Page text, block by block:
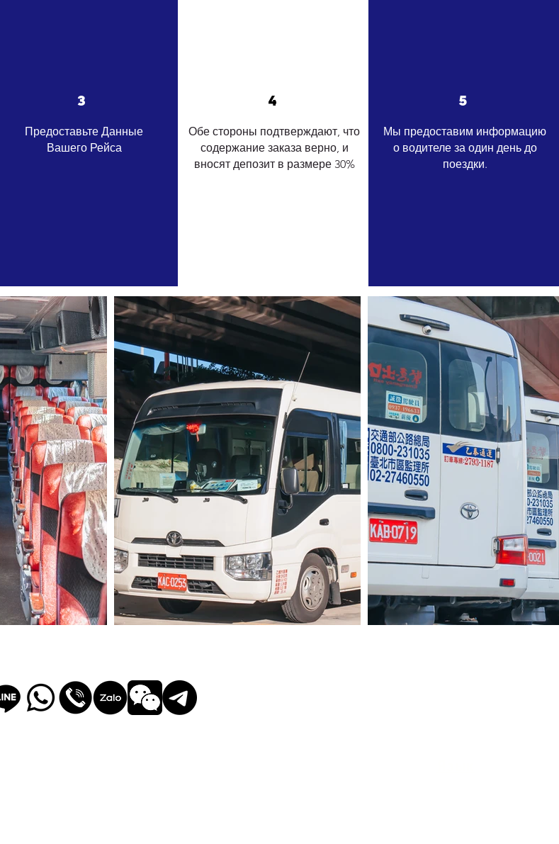
3
Предоставьте Данные
Вашего Рейса
4
Обе стороны подтверждают, что
содержание заказа верно, и
вносят депозит в размере 30%
5
Мы предоставим информацию
о водителе за один день до
поездки.